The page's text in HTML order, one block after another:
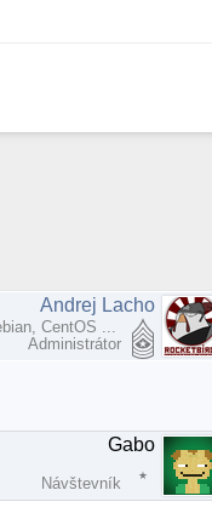
Andrej Lacho
CentOS ...
Administrátor
Gabo
Návštevník